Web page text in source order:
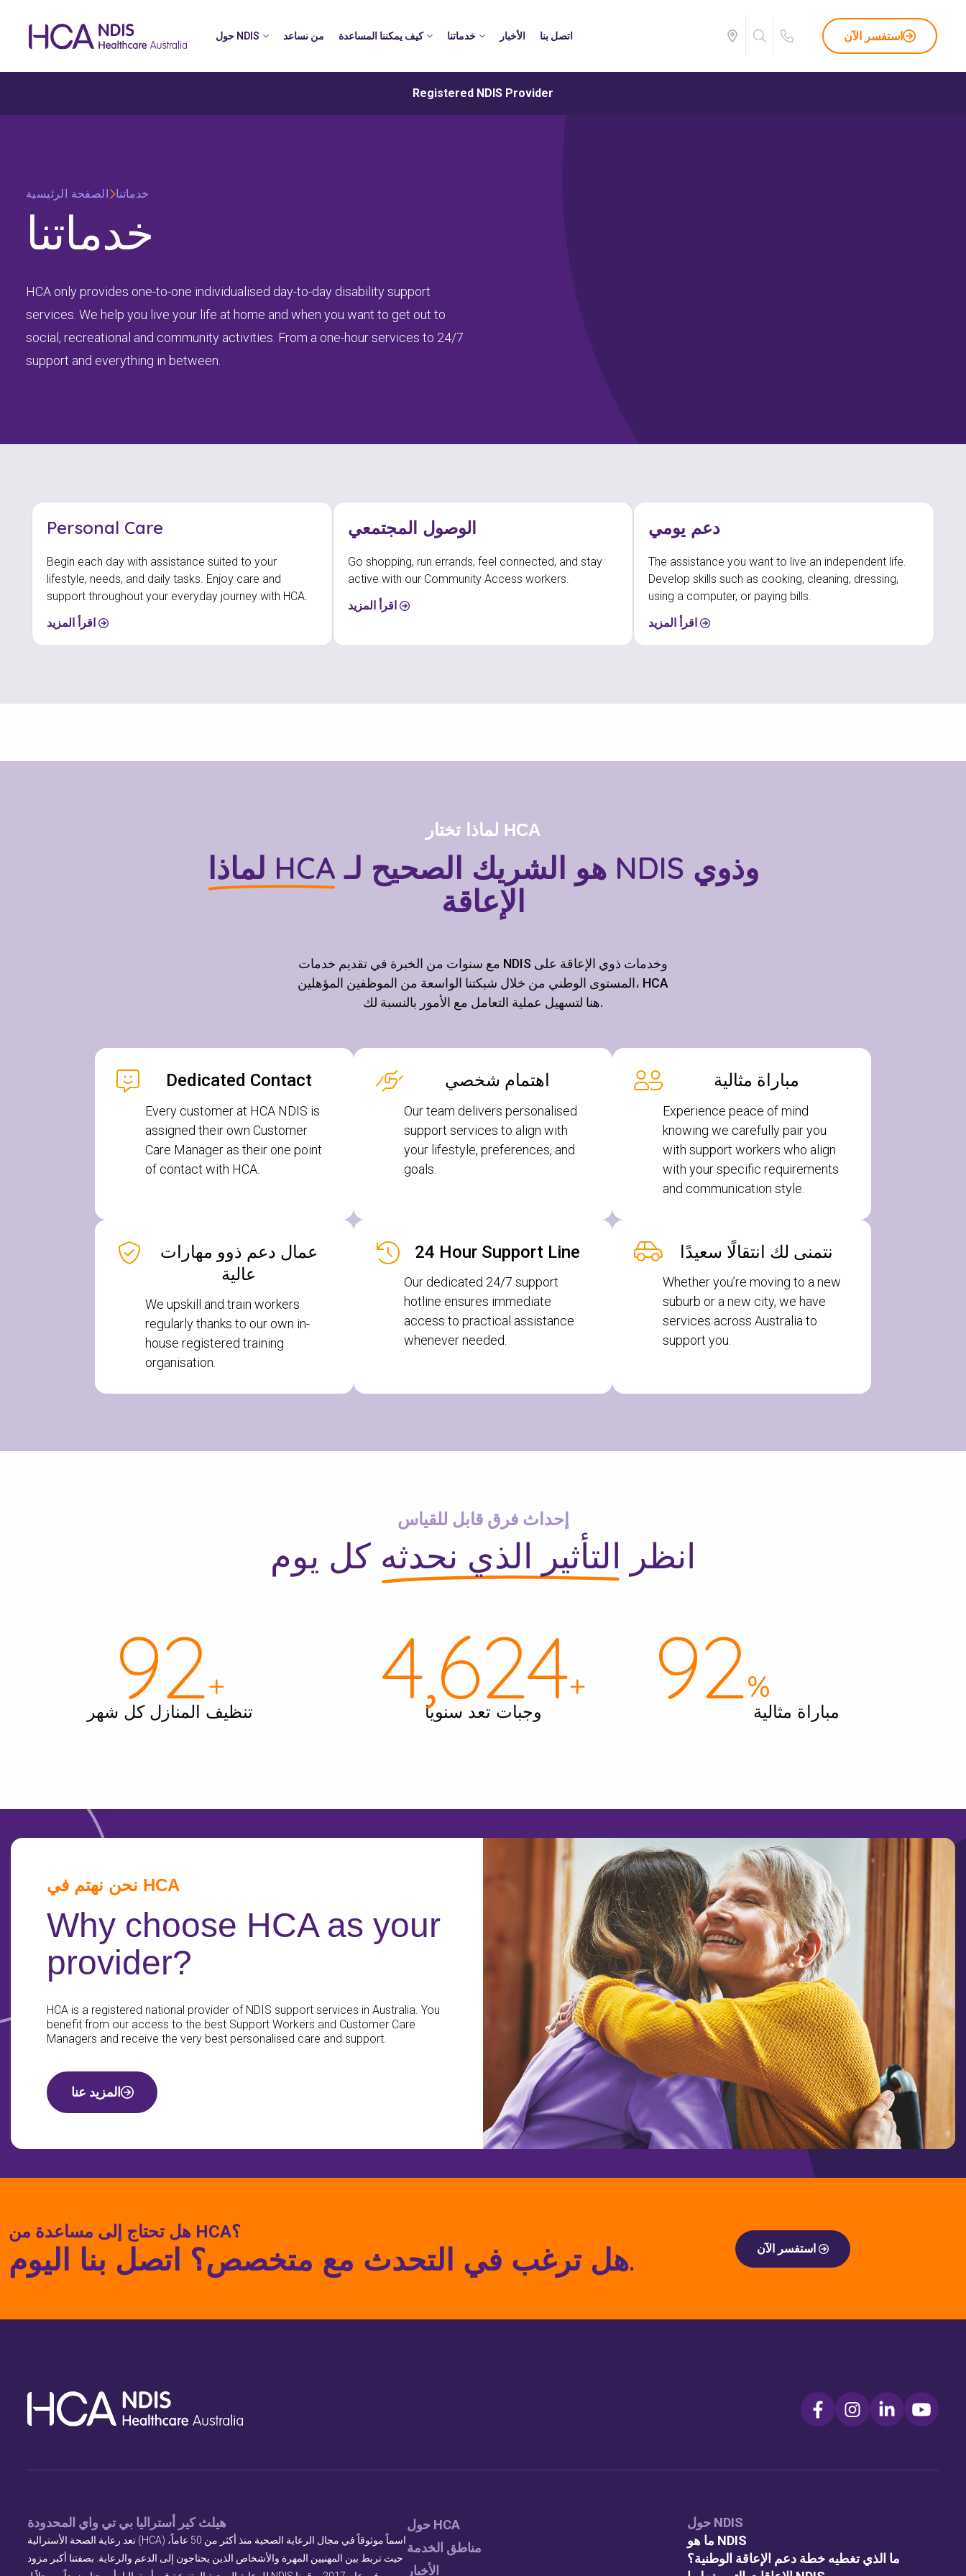
Registered NDIS Provider
حول NDIS من نساعد كيف يمكننا المساعدة خدماتنا الأخبار اتصل بنا استفسر الآن
الصفحة الرئيسية خدماتنا
خدماتنا
HCA only provides one-to-one individualised day-to-day disability support
services. We help you live your life at home and when you want to get out to
social, recreational and community activities. From a one-hour services to 24/7
support and everything in between.
Personal Care
Begin each day with assistance suited to your
lifestyle, needs, and daily tasks. Enjoy care and
support throughout your everyday journey with HCA.
اقرأ المزيد
الوصول المجتمعي
Go shopping, run errands, feel connected, and stay
active with our Community Access workers.
اقرأ المزيد
دعم يومي
The assistance you want to live an independent life.
Develop skills such as cooking, cleaning, dressing,
using a computer, or paying bills.
اقرأ المزيد
لماذا تختار HCA
لماذا HCA هو الشريك الصحيح لـ NDIS وذوي
الإعاقة
مع سنوات من الخبرة في تقديم خدمات NDIS وخدمات ذوي الإعاقة على
المستوى الوطني من خلال شبكتنا الواسعة من الموظفين المؤهلين، HCA
هنا لتسهيل عملية التعامل مع الأمور بالنسبة لك.
Dedicated Contact
Every customer at HCA NDIS is
assigned their own Customer
Care Manager as their one point
of contact with HCA.
اهتمام شخصي
Our team delivers personalised
support services to align with
your lifestyle, preferences, and
goals.
مباراة مثالية
Experience peace of mind
knowing we carefully pair you
with support workers who align
with your specific requirements
and communication style.
عمال دعم ذوو مهارات
عالية
We upskill and train workers
regularly thanks to our own in-
house registered training
organisation.
24 Hour Support Line
Our dedicated 24/7 support
hotline ensures immediate
access to practical assistance
whenever needed.
نتمنى لك انتقالًا سعيدًا
Whether you’re moving to a new
suburb or a new city, we have
services across Australia to
support you.
إحداث فرق قابل للقياس
انظر التأثير الذي نحدثه كل يوم
99+
تنظيف المنازل كل شهر 4,996+
وجبات تعد سنويا 99%
مباراة مثالية
نحن نهتم في HCA
Why choose HCA as your
provider?
HCA is a registered national provider of NDIS support services in Australia. You
benefit from our access to the best Support Workers and Customer Care
Managers and receive the very best personalised care and support.
المزيد عنا
هل تحتاج إلى مساعدة من HCA؟
هل ترغب في التحدث مع متخصص؟ اتصل بنا اليوم. استفسر الآن
هيلث كير أستراليا بي تي واي المحدودة
تعد رعاية الصحة الأسترالية (HCA) اسماً موثوقاً في مجال الرعاية الصحية منذ أكثر من 50 عاماً،
حيث تربط بين المهنيين المهرة والأشخاص الذين يحتاجون إلى الدعم والرعاية. بصفتنا أكبر مزود
حول HCA
مناطق الخدمة
الأخبار
حول NDIS
ما هو NDIS
ما الذي تغطيه خطة دعم الإعاقة الوطنية؟
بحث